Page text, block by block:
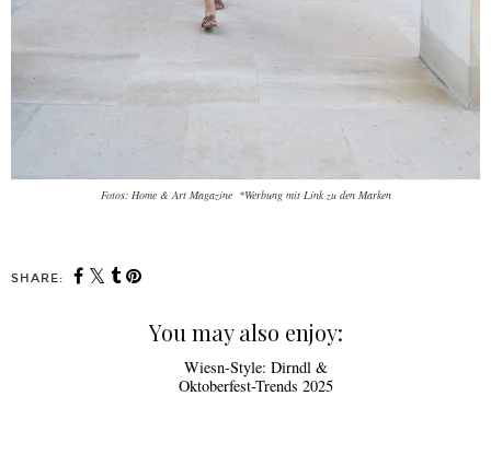
Fotos: Home & Art Magazine *Werbung mit Link zu den Marken
SHARE:
You may also enjoy: